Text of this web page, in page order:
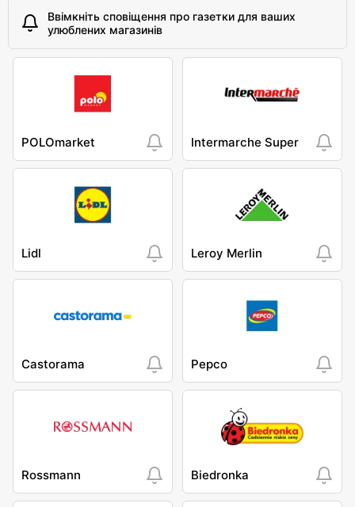
Ввімкніть сповіщення про газетки для ваших
улюблених магазинів
POLOmarket Intermarche Super
Lidl Leroy Merlin
Castorama Pepco
Rossmann Biedronka